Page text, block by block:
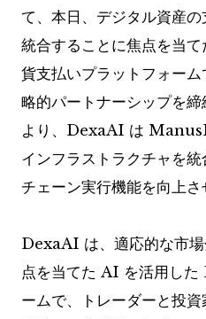
て、本日、デジタル資産
統合することに焦点を当
貨支払いプラットフォー
略的パートナーシップを
より、DexaAI は
インフラストラクチャを
チェーン実行機能を向上さ
DexaAI は、適応的な市
点を当てた AI を活用し
ームで、トレーダーと投